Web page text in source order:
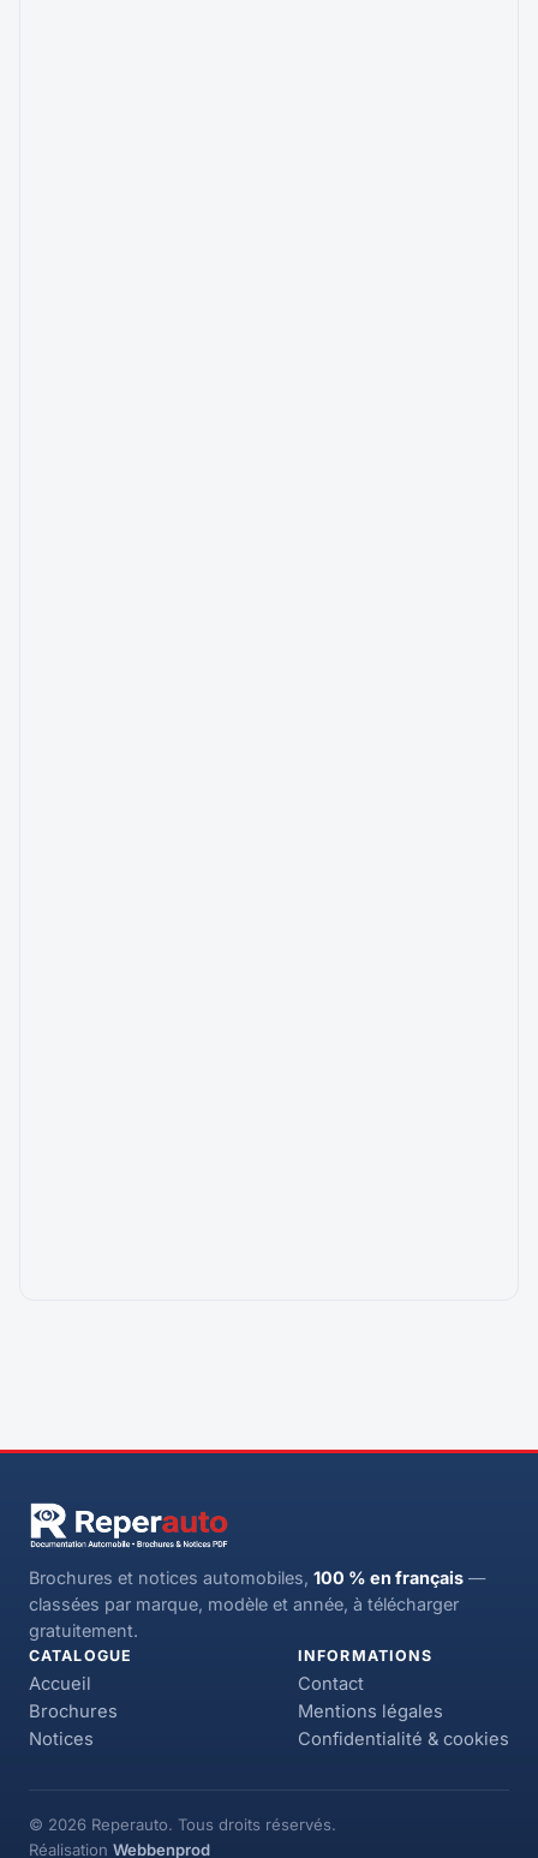
Brochures et notices automobiles, 100 % en français —
classées par marque, modèle et année, à télécharger
gratuitement.
CATALOGUE
Accueil
Brochures
Notices
INFORMATIONS
Contact
Mentions légales
Confidentialité & cookies
© 2026 Reperauto. Tous droits réservés.
Réalisation Webbenprod